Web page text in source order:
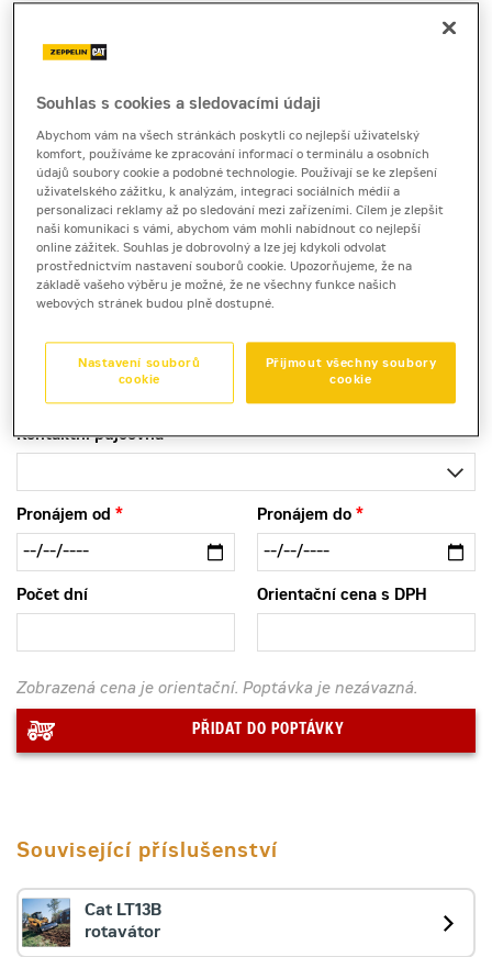
4 259 Kč s DPH
30 000 Kč
kolový nakladač
Cat 906M
Produktový list [0,8 MB]
vyšší efektivitu, komfort obsluhy a jistý výkon v
každodenním provozu.
Kontaktní půjčovna
Pronájem od Pronájem do
Počet dní Orientační cena s DPH
Zobrazená cena je orientační. Poptávka je nezávazná.
PŘIDAT DO POPTÁVKY
Související příslušenství
Cat LT13B
rotavátor
Souhlas s cookies a sledovacími údaji
Abychom vám na všech stránkách poskytli co nejlepší uživatelský
komfort, používáme ke zpracování informací o terminálu a osobních
údajů soubory cookie a podobné technologie. Používají se ke zlepšení
uživatelského zážitku, k analýzám, integraci sociálních médií a
personalizaci reklamy až po sledování mezi zařízeními. Cílem je zlepšit
naši komunikaci s vámi, abychom vám mohli nabídnout co nejlepší
online zážitek. Souhlas je dobrovolný a lze jej kdykoli odvolat
prostřednictvím nastavení souborů cookie. Upozorňujeme, že na
základě vašeho výběru je možné, že ne všechny funkce našich
webových stránek budou plně dostupné.
Přijmout všechny soubory
cookie
Nastavení souborů
cookie